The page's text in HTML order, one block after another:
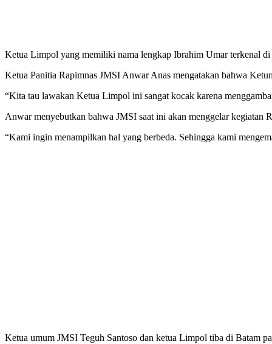
Ketua Limpol yang memiliki nama lengkap Ibrahim Umar terkenal
Ketua Panitia Rapimnas JMSI Anwar Anas mengatakan bahwa
“Kita tau lawakan Ketua Limpol ini sangat kocak karena
Anwar menyebutkan bahwa JMSI saat ini akan menggelar
“Kami ingin menampilkan hal yang berbeda. Sehingga kami
Ketua umum JMSI Teguh Santoso dan ketua Limpol tiba di Batam